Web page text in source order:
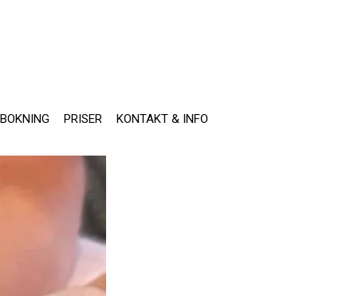
PRISER KONTAKT & INFO